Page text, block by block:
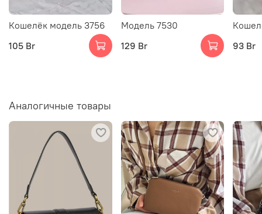
Кошелёк модель 3756
105 Br
Модель 7530
129 Br
93 Br
Аналогичные товары